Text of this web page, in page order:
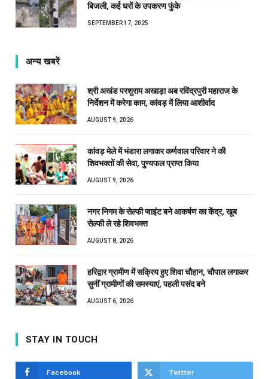
बिजली, कई घरों के उपकरण फुंके
SEPTEMBER 17, 2025
अन्य खबरें
श्री अखंड परशुराम अखाड़ा अब रविंद्रपुरी महाराज के
निर्देशन में करेगा काम, कांवड़ में लिया आशीर्वाद
AUGUST 9, 2026
कांवड़ मेले में भंडारा लगाकर कर्णवाल परिवार ने की
शिवभक्तों की सेवा, पुण्यफल प्राप्त किया
AUGUST 9, 2026
नगर निगम के सेल्फी प्वाइंट बने आकर्षण का केंद्र, खूब
सेल्फी ले रहे शिवभक्त
AUGUST 8, 2026
हरिद्वार ग्रामीण में सक्रिय हुए शिवा चौहान, चौपाल लगाकर
सुनीं ग्रामीणों की समस्याएं, पहली पसंद बने
AUGUST 6, 2026
STAY IN TOUCH
Facebook Twitter